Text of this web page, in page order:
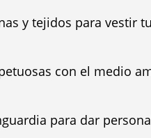
y tejidos para vestir
con el medio
para dar